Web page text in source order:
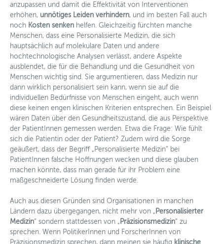
Für PatientInnen & Selbsthilfegruppen
Onlinekurs: Personalisierte Medizin
Arbeitsgruppen
Aktivitäten
Fördermöglichkeiten
News
Kontakt
anzupassen und damit die Effektivität von Interventionen
erhöhen, unnötiges Leiden verhindern, und im besten Fall auch
noch Kosten senken helfen. Gleichzeitig fürchten manche
Menschen, dass eine Personalisierte Medizin, die sich
hauptsächlich auf molekulare Daten und andere
hochtechnologische Analysen verlässt, andere Aspekte
ausblendet, die für die Behandlung und die Gesundheit von
Menschen wichtig sind. Sie argumentieren, dass Medizin nur
dann wirklich personalisiert sein kann, wenn sie auf die
individuellen Bedürfnisse von Menschen eingeht, auch wenn
diese keinen engen klinischen Kriterien entsprechen. Ein Beispiel
wären Daten über den Gesundheitszustand, die aus Perspektive
der PatientInnen gemessen werden. Etwa die Frage: Wie fühlt
sich die Patientin oder der Patient? Zudem wird die Sorge
geäußert, dass der Begriff „Personalisierte Medizin“ bei
PatientInnen falsche Hoffnungen wecken und diese glauben
machen könnte, dass man gerade für ihr Problem eine
maßgeschneiderte Lösung finden werde.
Auch aus diesen Gründen sind Organisationen in manchen
Ländern dazu übergegangen, nicht mehr von „ Personalisierter
Medizin“ sondern stattdessen von „ Präzisionsmedizin“ zu
sprechen. Wenn PolitikerInnen und ForscherInnen von
Präzisionsmedizin sprechen, dann meinen sie häufig klinische